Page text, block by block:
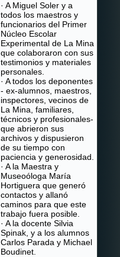
· A Miguel Soler y a
todos los maestros y
funcionarios del Primer
Núcleo Escolar
Experimental de La Mina
que colaboraron con sus
testimonios y materiales
personales.
· A todos los deponentes
- ex-alumnos, maestros,
inspectores, vecinos de
La Mina, familiares,
técnicos y profesionales-
que abrieron sus
archivos y dispusieron
de su tiempo con
paciencia y generosidad.
· A la Maestra y
Museoóloga María
Hortiguera que generó
contactos y allanó
caminos para que este
trabajo fuera posible.
· A la docente Silvia
Spinak, y a los alumnos
Carlos Parada y Michael
Boudinet.